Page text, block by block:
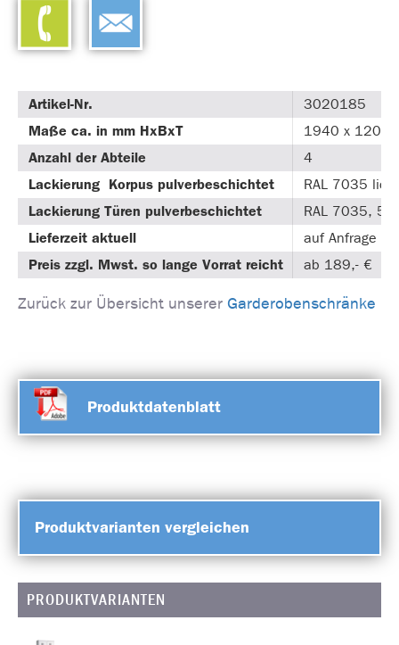
Artikel-Nr.
3020185
Maße ca. in mm HxBxT
1940 x 1200
Anzahl der Abteile
4
Lackierung Korpus pulverbeschichtet
RAL 7035
Lackierung Türen pulverbeschichtet
RAL 7035,
Lieferzeit aktuell
auf Anfrage
Preis zzgl. Mwst. so lange Vorrat reicht
ab 189,- €
Zurück zur Übersicht unserer Garderobenschränke
Produktdatenblatt
Produktvarianten vergleichen
PRODUKTVARIANTEN